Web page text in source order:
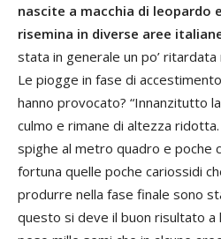
nascite a macchia di leopardo
risemina in diverse aree
stata in generale un po’
Le piogge in fase di
hanno provocato? “Innanzitutto
culmo e rimane di altezza
spighe al metro quadro e poche
fortuna quelle poche cariossidi
produrre nella fase finale sono
questo si deve il buon risultato